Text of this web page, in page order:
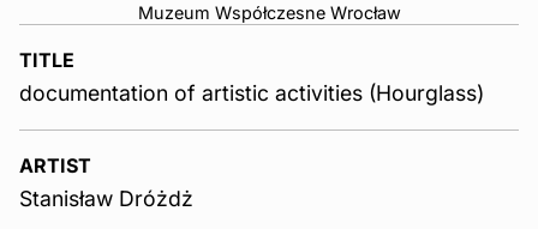
Muzeum Współczesne Wrocław
TITLE
documentation of artistic activities (Hourglass)
ARTIST
Stanisław Dróżdż